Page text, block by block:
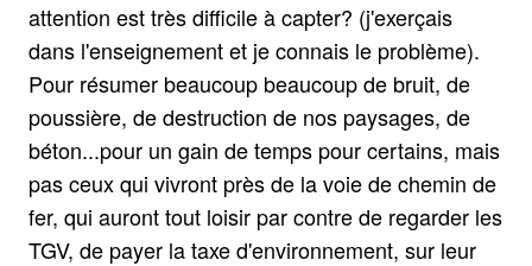
attention est très difficile à capter? (j'exerçais
dans l'enseignement et je connais le problème).
Pour résumer beaucoup beaucoup de bruit, de
poussière, de destruction de nos paysages, de
béton...pour un gain de temps pour certains, mais
pas ceux qui vivront près de la voie de chemin de
fer, qui auront tout loisir par contre de regarder les
TGV, de payer la taxe d'environnement, sur leur